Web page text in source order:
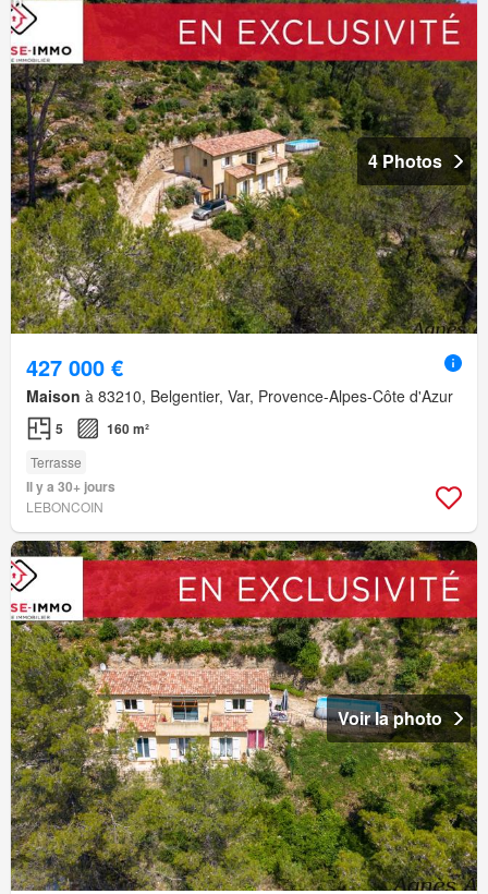
4 Photos
427 000 €
Maison à 83210, Belgentier, Var, Provence-Alpes-Côte d'Azur
5 160 m²
Terrasse
Il y a 30+ jours
LEBONCOIN
Voir la photo